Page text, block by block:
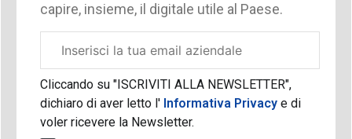
capire, insieme, il digitale utile al Paese.
aziendale
Cliccando su "ISCRIVITI ALLA NEWSLETTER",
dichiaro di aver letto l'Informativa Privacy e di
voler ricevere la Newsletter.